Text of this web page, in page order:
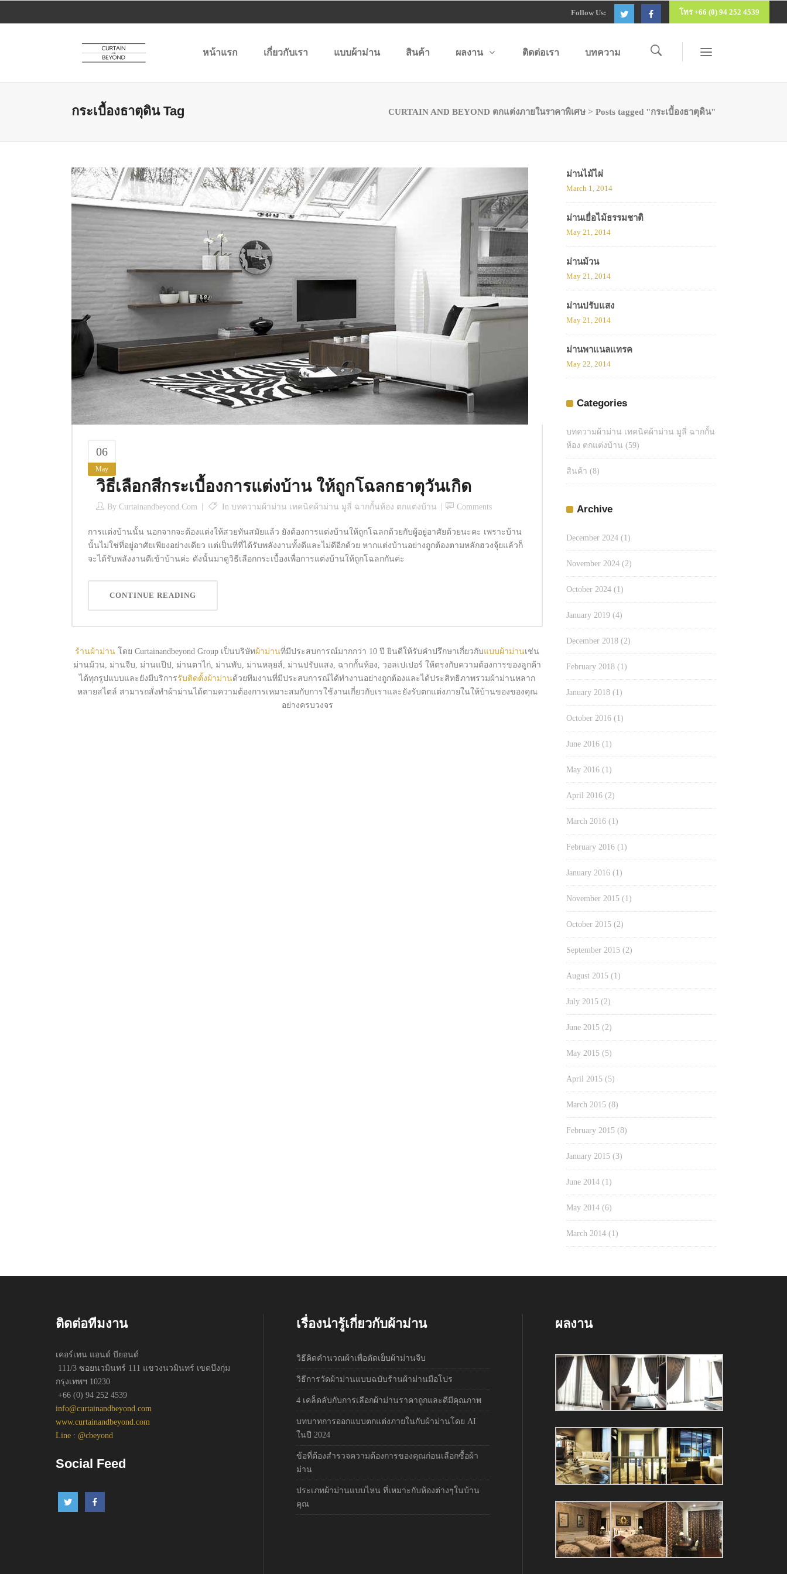
Follow Us: โทร +66 (0) 94 252 4539
หน้าแรก เกี่ยวกับเรา แบบผ้าม่าน สินค้า ผลงาน ติดต่อเรา บทความ
กระเบื้องธาตุดิน Tag CURTAIN AND BEYOND ตกแต่งภายในราคาพิเศษ > Posts tagged "กระเบื้องธาตุดิน"
06
May
วิธีเลือกสีกระเบื้องการแต่งบ้าน ให้ถูกโฉลกธาตุวันเกิด
By Curtainandbeyond.com In บทความผ้าม่าน เทคนิคผ้าม่าน มูลี่ ฉากกั้นห้อง ตกแต่งบ้าน Comments
การแต่งบ้านนั้น นอกจากจะต้องแต่งให้สวยทันสมัยแล้ว ยังต้องการแต่งบ้านให้ถูกโฉลกด้วยกับผู้อยู่อาศัยด้วยนะคะ เพราะบ้าน
นั้นไม่ใช่ที่อยู่อาศัยเพียงอย่างเดียว แต่เป็นที่ที่ได้รับพลังงานทั้งดีและไม่ดีอีกด้วย หากแต่งบ้านอย่างถูกต้องตามหลักฮวงจุ้ยแล้วก็
จะได้รับพลังงานดีเข้าบ้านค่ะ ดังนั้นมาดูวิธีเลือกกระเบื้องเพื่อการแต่งบ้านให้ถูกโฉลกกันค่ะ
CONTINUE READING
ร้านผ้าม่าน โดย Curtainandbeyond Group เป็นบริษัทผ้าม่านที่มีประสบการณ์มากกว่า 10 ปี ยินดีให้รับคำปรึกษาเกี่ยวกับแบบผ้าม่านเช่น
ม่านม้วน, ม่านจีบ, ม่านแป๊ป, ม่านตาไก่, ม่านพับ, ม่านหลุยส์, ม่านปรับแสง, ฉากกั้นห้อง, วอลเปเปอร์ ให้ตรงกับความต้องการของลูกค้า
ได้ทุกรูปแบบและยังมีบริการรับติดตั้งผ้าม่านด้วยทีมงานที่มีประสบการณ์ได้ทำงานอย่างถูกต้องและได้ประสิทธิภาพรวมผ้าม่านหลาก
หลายสไตล์ สามารถสั่งทำผ้าม่านได้ตามความต้องการเหมาะสมกับการใช้งานเกี่ยวกับเราและยังรับตกแต่งภายในให้บ้านของของคุณ
อย่างครบวงจร
ม่านไม้ไผ่
March 1, 2014
ม่านเยื่อไม้ธรรมชาติ
May 21, 2014
ม่านม้วน
May 21, 2014
ม่านปรับแสง
May 21, 2014
ม่านพาแนลแทรค
May 22, 2014
Categories
บทความผ้าม่าน เทคนิคผ้าม่าน มูลี่ ฉากกั้น
ห้อง ตกแต่งบ้าน (59)
สินค้า (8)
Archive
December 2024 (1)
November 2024 (2)
October 2024 (1)
January 2019 (4)
December 2018 (2)
February 2018 (1)
January 2018 (1)
October 2016 (1)
June 2016 (1)
May 2016 (1)
April 2016 (2)
March 2016 (1)
February 2016 (1)
January 2016 (1)
November 2015 (1)
October 2015 (2)
September 2015 (2)
August 2015 (1)
July 2015 (2)
June 2015 (2)
May 2015 (5)
April 2015 (5)
March 2015 (8)
February 2015 (8)
January 2015 (3)
June 2014 (1)
May 2014 (6)
March 2014 (1)
ติดต่อทีมงาน
เคอร์เทน แอนด์ บียอนด์
111/3 ซอยนวมินทร์ 111 แขวงนวมินทร์ เขตบึงกุ่ม
กรุงเทพฯ 10230
+66 (0) 94 252 4539
info@curtainandbeyond.com
www.curtainandbeyond.com
Line : @cbeyond
Social Feed
เรื่องน่ารู้เกี่ยวกับผ้าม่าน
วิธีคิดคำนวณผ้าเพื่อตัดเย็บผ้าม่านจีบ
วิธีการวัดผ้าม่านแบบฉบับร้านผ้าม่านมือโปร
4 เคล็ดลับกับการเลือกผ้าม่านราคาถูกและดีมีคุณภาพ
บทบาทการออกแบบตกแต่งภายในกับผ้าม่านโดย AI
ในปี 2024
ข้อที่ต้องสำรวจความต้องการของคุณก่อนเลือกซื้อผ้า
ม่าน
ประเภทผ้าม่านแบบไหน ที่เหมาะกับห้องต่างๆในบ้าน
คุณ
ผลงาน